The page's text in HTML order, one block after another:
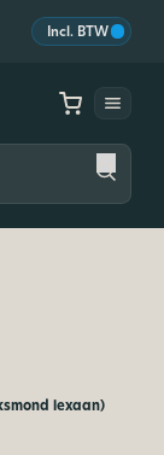
Incl. BTW
lexaan)